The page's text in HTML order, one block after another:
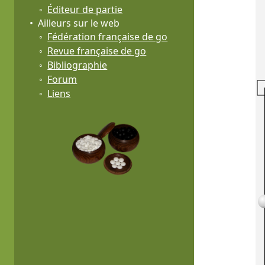
Éditeur de partie
Ailleurs sur le web
Fédération française de go
Revue française de go
Bibliographie
Forum
Liens